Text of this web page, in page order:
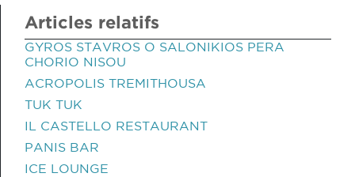
Articles relatifs
GYROS STAVROS O SALONIKIOS PERA
CHORIO NISOU
ACROPOLIS TREMITHOUSA
TUK TUK
IL CASTELLO RESTAURANT
PANIS BAR
ICE LOUNGE